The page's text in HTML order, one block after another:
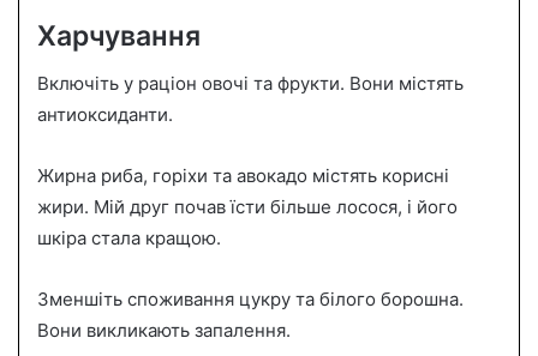
Харчування
Включіть у раціон овочі та фрукти. Вони містять
антиоксиданти.
Жирна риба, горіхи та авокадо містять корисні
жири. Мій друг почав їсти більше лосося, і його
шкіра стала кращою.
Зменшіть споживання цукру та білого борошна.
Вони викликають запалення.